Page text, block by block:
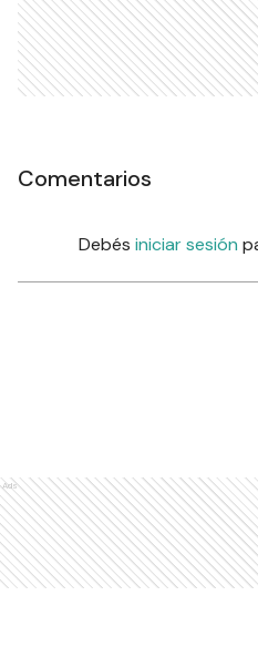
Comentarios
Debés iniciar sesión
Ads